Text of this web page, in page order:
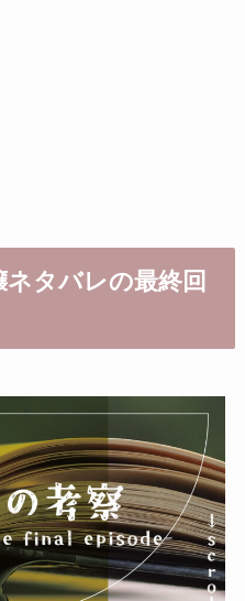
タバレの最終回